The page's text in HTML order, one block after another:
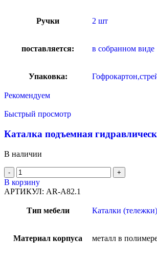
Ручки 2 шт
поставляется: в собранном виде
Упаковка:
Рекомендуем
Быстрый просмотр
Каталка подъемная
В наличии
В корзину
АРТИКУЛ: AR-A82.1
Тип мебели Каталки
Материал корпуса металл в